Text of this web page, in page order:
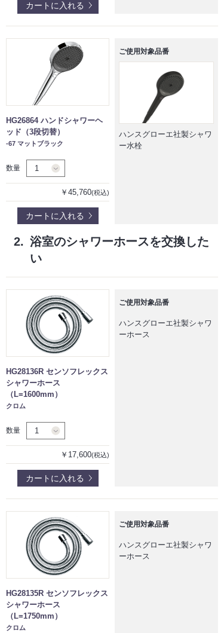
カートに入れる
HG26864 ハンドシャワーヘ
ッド（3段切替）
-67 マットブラック
数量
￥45,760(税込)
カートに入れる
ご使用対象品番
ハンスグローエ社製シャワ
ー水栓
2. 浴室のシャワーホースを交換した
い
HG28136R センソフレックス
シャワーホース
（L=1600mm）
クロム
数量
￥17,600(税込)
カートに入れる
ご使用対象品番
ハンスグローエ社製シャワ
ーホース
HG28135R センソフレックス
シャワーホース
（L=1750mm）
クロム
ご使用対象品番
ハンスグローエ社製シャワ
ーホース